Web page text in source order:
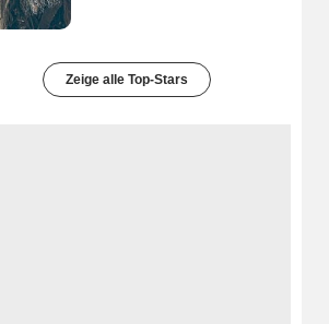
Zeige alle Top-Stars